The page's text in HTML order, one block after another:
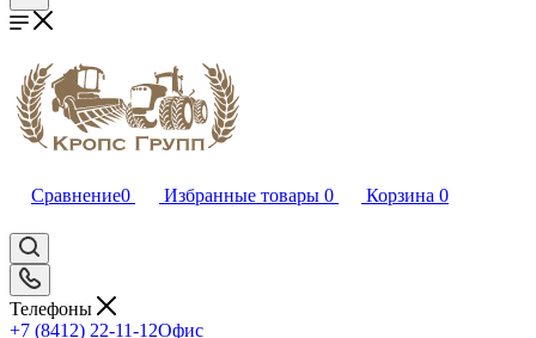
Сравнение0 Избранные товары 0 Корзина 0
Телефоны
+7 (8412) 22-11-12Офис